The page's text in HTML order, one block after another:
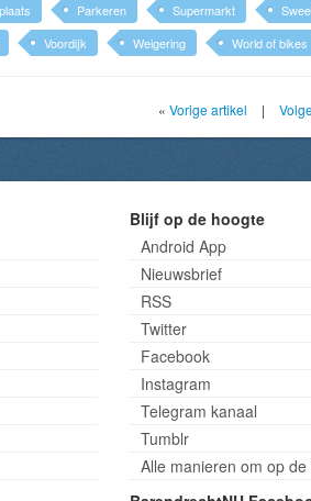
Parkeren Supermarkt
Voordijk Weigering World of bikes
« Vorige artikel |
Blijf op de hoogte
Android App
Nieuwsbrief
RSS
Twitter
Facebook
Instagram
Telegram kanaal
Tumblr
Alle manieren om op